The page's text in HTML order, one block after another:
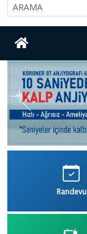
Previous
Randevu